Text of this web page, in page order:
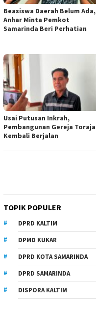
Beasiswa Daerah Belum Ada,
Anhar Minta Pemkot
Samarinda Beri Perhatian
Usai Putusan Inkrah,
Pembangunan Gereja Toraja
Kembali Berjalan
TOPIK POPULER
DPRD KALTIM
DPMD KUKAR
DPRD KOTA SAMARINDA
DPRD SAMARINDA
DISPORA KALTIM